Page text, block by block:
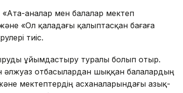
«Ата-аналар мен балалар мектеп
«Ол қаладағы қалыптасқан бағаға
тиіс.
ұйымдастыру туралы болып отыр.
әлжуаз отбасылардан шыққан балалардың
мектептердің асханаларындағы азық-